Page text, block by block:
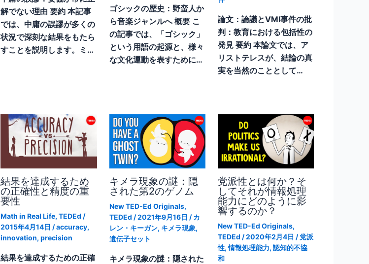
解でない理由 要約 本記事
では、中庸の誤謬が多くの
状況で深刻な結果をもたら
すことを説明します。ミ…
ゴシックの歴史：野蛮人か
ら音楽ジャンルへ 概要 こ
の記事では、「ゴシック」
という用語の起源と、様々
な文化運動を表すために…
論文：論議とVMI事件の批
判：教育における包括性の
発見 要約 本論文では、ア
リストテレスが、結論の真
実を当然のこととして…
結果を達成するため
の正確性と精度の重
要性
Math in Real Life,TEDEd /
2015年4月14日 /accuracy,
innovation,precision
結果を達成するための正確
キメラ現象の謎：隠
された第2のゲノム
New TED-Ed Originals,
TEDEd /2021年9月16日 /カ
レン・キーガン, キメラ現象,
遺伝子セット
キメラ現象の謎：隠された
党派性とは何か？そ
してそれが情報処理
能力にどのように影
響するのか？
New TED-Ed Originals,
TEDEd /2020年2月4日 /党派
性,情報処理能力, 認知的不協
和